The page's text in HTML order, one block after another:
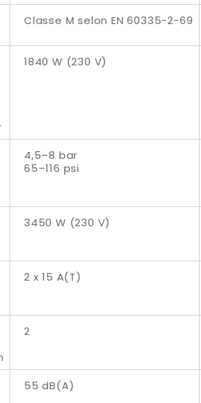
Classe M selon EN 60335-2-69
1840 W (230 V)
4,5–8 bar
65–116 psi
3450 W (230 V)
2 x 15 A(T)
2
55 dB(A)